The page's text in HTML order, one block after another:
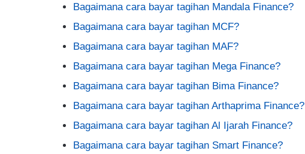
Bagaimana cara bayar tagihan Mandala Finance?
Bagaimana cara bayar tagihan MCF?
Bagaimana cara bayar tagihan MAF?
Bagaimana cara bayar tagihan Mega Finance?
Bagaimana cara bayar tagihan Bima Finance?
Bagaimana cara bayar tagihan Arthaprima Finance?
Bagaimana cara bayar tagihan Al Ijarah Finance?
Bagaimana cara bayar tagihan Smart Finance?